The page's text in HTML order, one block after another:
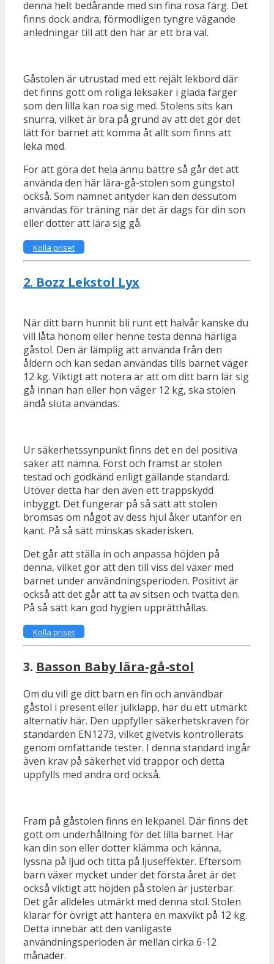
denna helt bedårande med sin fina rosa färg. Det
finns dock andra, förmodligen tyngre vägande
anledningar till att den här är ett bra val.
Gåstolen är utrustad med ett rejält lekbord där
det finns gott om roliga leksaker i glada färger
som den lilla kan roa sig med. Stolens sits kan
snurra, vilket är bra på grund av att det gör det
lätt för barnet att komma åt allt som finns att
leka med.
För att göra det hela ännu bättre så går det att
använda den här lära-gå-stolen som gungstol
också. Som namnet antyder kan den dessutom
användas för träning när det är dags för din son
eller dotter att lära sig gå.
Kolla priset
2. Bozz Lekstol Lyx
När ditt barn hunnit bli runt ett halvår kanske du
vill låta honom eller henne testa denna härliga
gåstol. Den är lämplig att använda från den
åldern och kan sedan användas tills barnet väger
12 kg. Viktigt att notera är att om ditt barn lär sig
gå innan han eller hon väger 12 kg, ska stolen
ändå sluta användas.
Ur säkerhetssynpunkt finns det en del positiva
saker att nämna. Först och främst är stolen
testad och godkänd enligt gällande standard.
Utöver detta har den även ett trappskydd
inbyggt. Det fungerar på så sätt att stolen
bromsas om något av dess hjul åker utanför en
kant. På så sätt minskas skaderisken.
Det går att ställa in och anpassa höjden på
denna, vilket gör att den till viss del växer med
barnet under användningsperioden. Positivt är
också att det går att ta av sitsen och tvätta den.
På så sätt kan god hygien upprätthållas.
Kolla priset
3. Basson Baby lära-gå-stol
Om du vill ge ditt barn en fin och användbar
gåstol i present eller julklapp, har du ett utmärkt
alternativ här. Den uppfyller säkerhetskraven för
standarden EN1273, vilket givetvis kontrollerats
genom omfattande tester. I denna standard ingår
även krav på säkerhet vid trappor och detta
uppfylls med andra ord också.
Fram på gåstolen finns en lekpanel. Där finns det
gott om underhållning för det lilla barnet. Här
kan din son eller dotter klämma och känna,
lyssna på ljud och titta på ljuseffekter. Eftersom
barn växer mycket under det första året är det
också viktigt att höjden på stolen är justerbar.
Det går alldeles utmärkt med denna stol. Stolen
klarar för övrigt att hantera en maxvikt på 12 kg.
Detta innebär att den vanligaste
användningsperioden är mellan cirka 6-12
månader.